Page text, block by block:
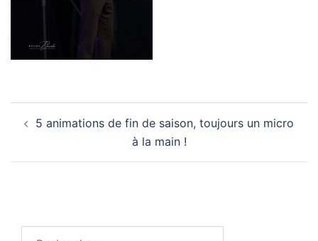
d’article
5 animations de fin de saison, toujours un micro
à la main !